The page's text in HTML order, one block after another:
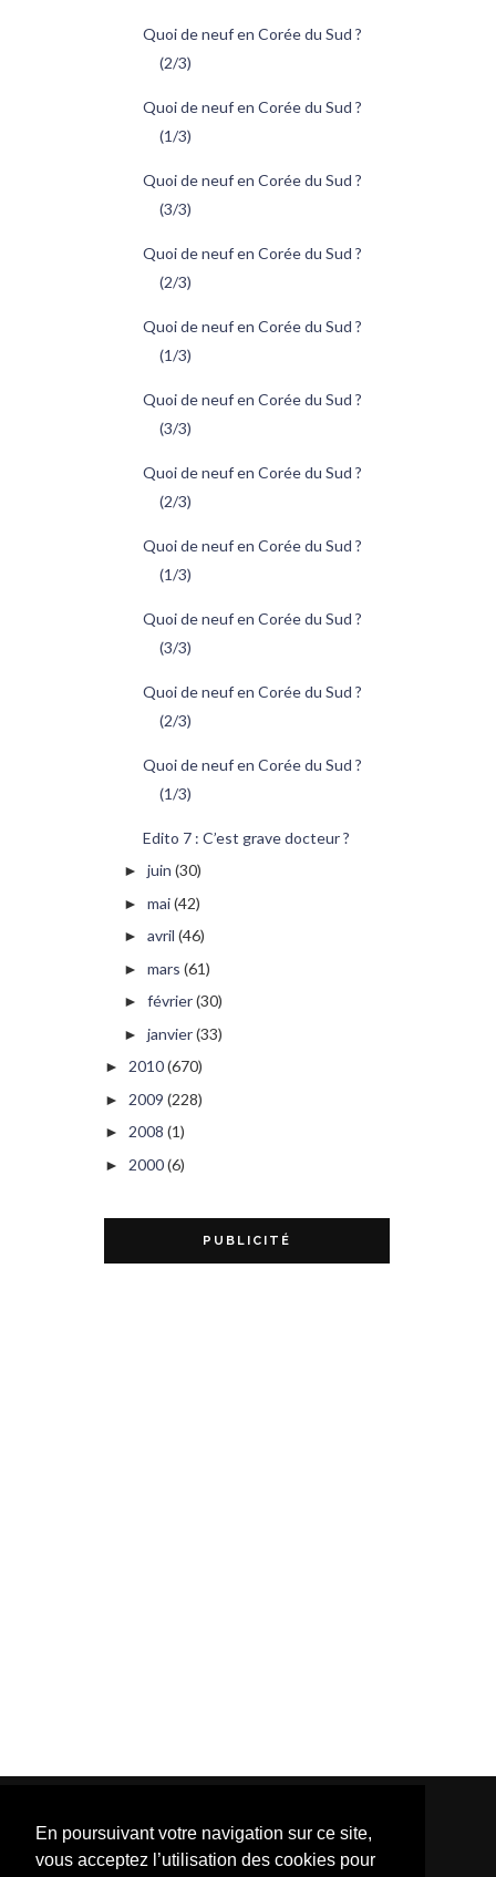
En poursuivant votre navigation sur ce site,
vous acceptez l’utilisation des cookies pour
Quoi de neuf en Corée du Sud ?
(2/3)
Quoi de neuf en Corée du Sud ?
(1/3)
Quoi de neuf en Corée du Sud ?
(3/3)
Quoi de neuf en Corée du Sud ?
(2/3)
Quoi de neuf en Corée du Sud ?
(1/3)
Quoi de neuf en Corée du Sud ?
(3/3)
Quoi de neuf en Corée du Sud ?
(2/3)
Quoi de neuf en Corée du Sud ?
(1/3)
Quoi de neuf en Corée du Sud ?
(3/3)
Quoi de neuf en Corée du Sud ?
(2/3)
Quoi de neuf en Corée du Sud ?
(1/3)
Edito 7 : C’est grave docteur ?
► juin (30)
► mai(42)
► avril (46)
► mars (61)
► février(30)
► janvier(33)
► 2010(670)
► 2009 (228)
► 2008 (1)
► 2000(6)
PUBLICITÉ